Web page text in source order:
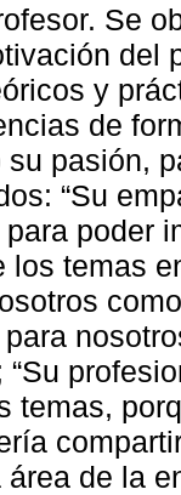
Se
del
y
de
su pasión,
“Su
poder
los temas
temas,
de la